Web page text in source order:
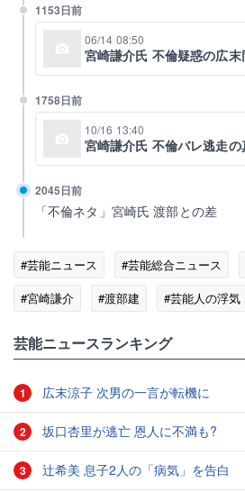
1153日前
06/14 08:50
宮崎謙介氏 不倫疑惑の広末
1758日前
10/16 13:40
宮崎謙介氏 不倫バレ逃走の
2045日前
「不倫ネタ」宮崎氏 渡部との差
#芸能ニュース #芸能総合ニュース
#宮崎謙介
#渡部建 #芸能人の浮気
芸能ニュースランキング
1 広末涼子 次男の一言が転機に
2 坂口杏里が逃亡 恩人に不満も?
3 辻希美 息子2人の「病気」を告白